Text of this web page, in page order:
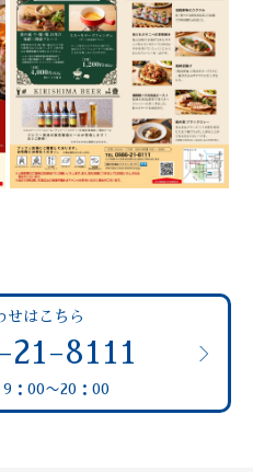
せはこちら
21-8111
：00〜20：00